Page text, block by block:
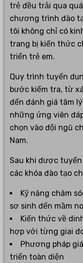
trẻ đều trải qua
chương trình đào
tôi không chỉ có
trang bị kiến thức
triển trẻ em.
Quy trình tuyển
bước kiểm tra, từ
đến đánh giá tâm
những ứng viên
chọn vào đội ngũ
Nam.
Sau khi được
các khóa đào tạo
Kỹ năng chăm
sơ sinh đến mầm
Kiến thức về
hợp với từng giai
Phương pháp
triển toàn diện